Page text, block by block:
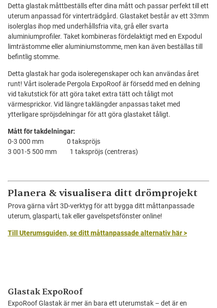
Detta glastak måttbeställs efter dina mått och passar perfekt till ett
uterum anpassad för vinterträdgård. Glastaket består av ett 33mm
isolerglas ihop med underhållsfria vita, grå eller svarta
aluminiumprofiler. Taket kombineras fördelaktigt med en Expodul
limträstomme eller aluminiumstomme, men kan även beställas till
befintlig stomme.
Detta glastak har goda isoleregenskaper och kan användas året
runt! Vårt isolerade Pergola ExpoRoof är försedd med en delning
vid takutstick för att göra taket extra tätt och tåligt mot
värmesprickor. Vid längre taklängder anpassas taket med
ytterligare spröjsdelningar för att göra glastaket tåligt.
Mått för takdelningar:
0-3 000 mm 0 takspröjs
3 001-5 500 mm 1 takspröjs (centreras)
Planera & visualisera ditt drömprojekt
Prova gärna vårt 3D-verktyg för att bygga ditt måttanpassade
uterum, glasparti, tak eller gavelspetsfönster online!
Till Uterumsguiden, se ditt måttanpassade alternativ här >
Glastak ExpoRoof
ExpoRoof Glastak är mer än bara ett uterumstak – det är en